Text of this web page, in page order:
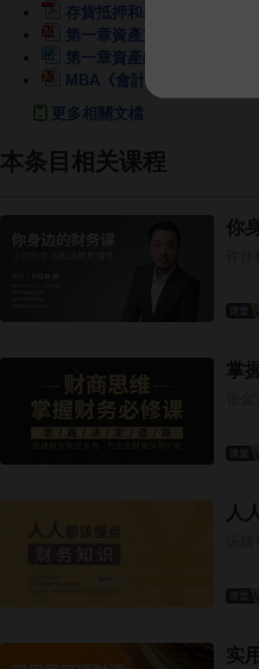
存貨抵押和基於資產的融資
第一章資產第四節存貨
第一章資產(4)存貨
MBA《會計學》資產--存貨
更多相關文檔
本条目相关课程
你
掌
人
实